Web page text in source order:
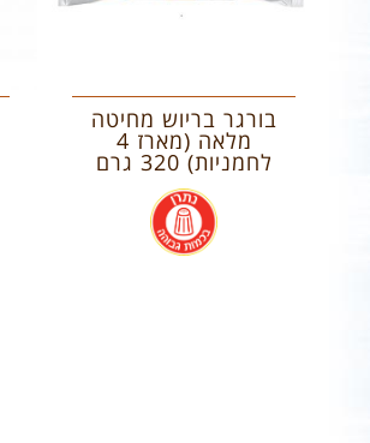
בורגר בריוש מחיטה
מלאה (מארז 4
לחמניות) 320 גרם
.